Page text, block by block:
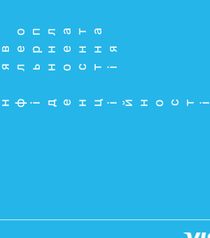
оплата